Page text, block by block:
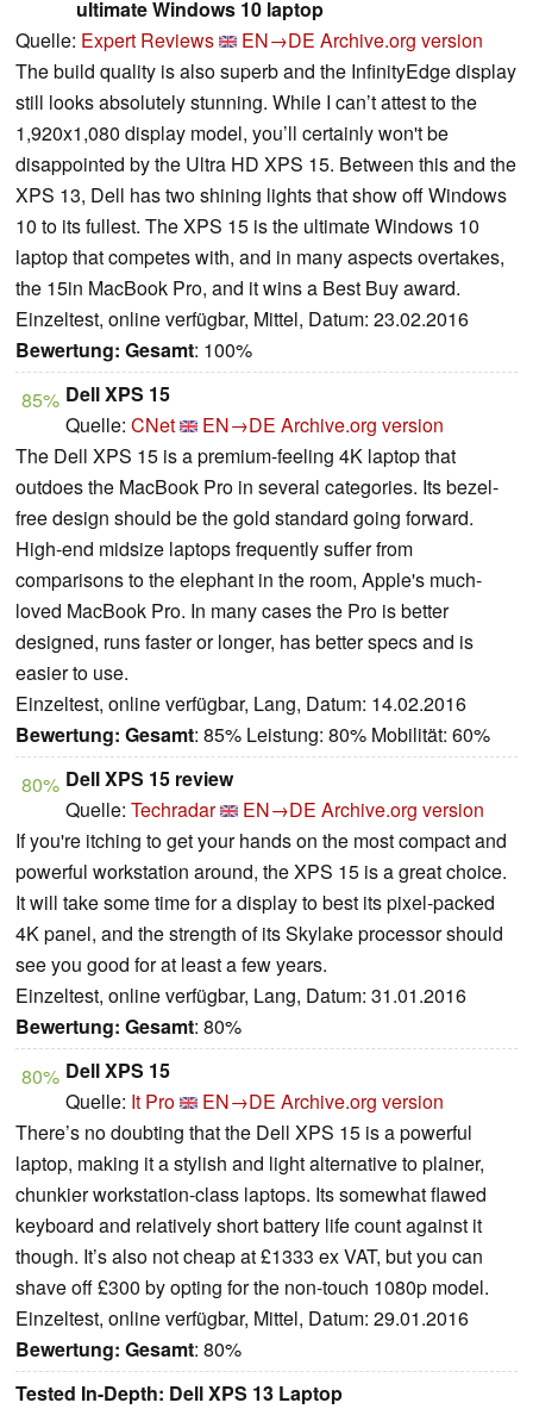
ultimate Windows 10 laptop
Quelle: Expert Reviews EN→DE Archive.org version
The build quality is also superb and the InfinityEdge display
still looks absolutely stunning. While I can’t attest to the
1,920x1,080 display model, you’ll certainly won't be
disappointed by the Ultra HD XPS 15. Between this and the
XPS 13, Dell has two shining lights that show off Windows
10 to its fullest. The XPS 15 is the ultimate Windows 10
laptop that competes with, and in many aspects overtakes,
the 15in MacBook Pro, and it wins a Best Buy award.
Einzeltest, online verfügbar, Mittel, Datum: 23.02.2016
Bewertung: Gesamt: 100%
85% Dell XPS 15
Quelle: CNet EN→DE Archive.org version
The Dell XPS 15 is a premium-feeling 4K laptop that
outdoes the MacBook Pro in several categories. Its bezel-
free design should be the gold standard going forward.
High-end midsize laptops frequently suffer from
comparisons to the elephant in the room, Apple's much-
loved MacBook Pro. In many cases the Pro is better
designed, runs faster or longer, has better specs and is
easier to use.
Einzeltest, online verfügbar, Lang, Datum: 14.02.2016
Bewertung: Gesamt: 85% Leistung: 80% Mobilität: 60%
80% Dell XPS 15 review
Quelle: Techradar EN→DE Archive.org version
If you're itching to get your hands on the most compact and
powerful workstation around, the XPS 15 is a great choice.
It will take some time for a display to best its pixel-packed
4K panel, and the strength of its Skylake processor should
see you good for at least a few years.
Einzeltest, online verfügbar, Lang, Datum: 31.01.2016
Bewertung: Gesamt: 80%
80% Dell XPS 15
Quelle: It Pro EN→DE Archive.org version
There’s no doubting that the Dell XPS 15 is a powerful
laptop, making it a stylish and light alternative to plainer,
chunkier workstation-class laptops. Its somewhat flawed
keyboard and relatively short battery life count against it
though. It’s also not cheap at £1333 ex VAT, but you can
shave off £300 by opting for the non-touch 1080p model.
Einzeltest, online verfügbar, Mittel, Datum: 29.01.2016
Bewertung: Gesamt: 80%
Tested In-Depth: Dell XPS 13 Laptop